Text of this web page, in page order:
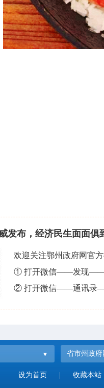
发布，经济民生面面俱
欢迎关注鄂州政府网官
① 打开微信——发现——
② 打开微信——通讯录
省市州政府
设为首页 收藏本站